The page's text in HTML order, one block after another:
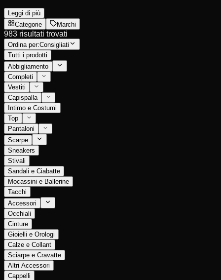
Leggi di più
Categorie
Marchi
983 risultati trovati
Ordina per:Consigliati
Tutti i prodotti
Abbigliamento
Completi
Vestiti
Capispalla
Intimo e Costumi
Top
Pantaloni
Scarpe
Sneakers
Stivali
Sandali e Ciabatte
Mocassini e Ballerine
Tacchi
Accessori
Occhiali
Cinture
Gioielli e Orologi
Calze e Collant
Sciarpe e Cravatte
Altri Accessori
Cappelli